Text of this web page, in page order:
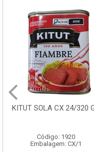
CX 24/320 GR
Código: 1920
CX/1